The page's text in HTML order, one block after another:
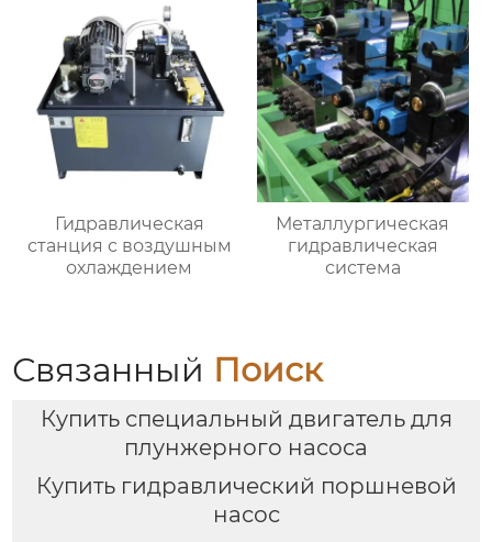
Гидравлическая
станция с воздушным
охлаждением
Металлургическая
гидравлическая
система
Связанный Поиск
Купить специальный двигатель для
плунжерного насоса
Купить гидравлический поршневой
насос